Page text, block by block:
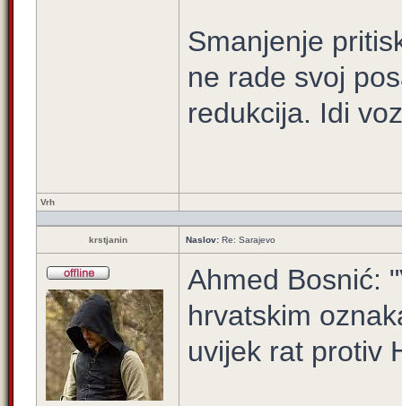
Smanjenje
ne rade svoj
redukcija. Idi
Vrh
krstjanin Naslov: Re: Sarajevo
Ahmed Bosnić:
hrvatskim
uvijek rat protiv